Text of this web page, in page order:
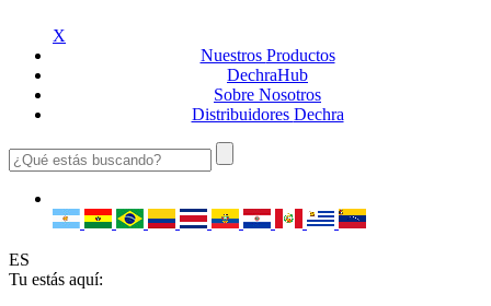
X
Nuestros Productos
DechraHub
Sobre Nosotros
Distribuidores Dechra
ES
Tu estás aquí: